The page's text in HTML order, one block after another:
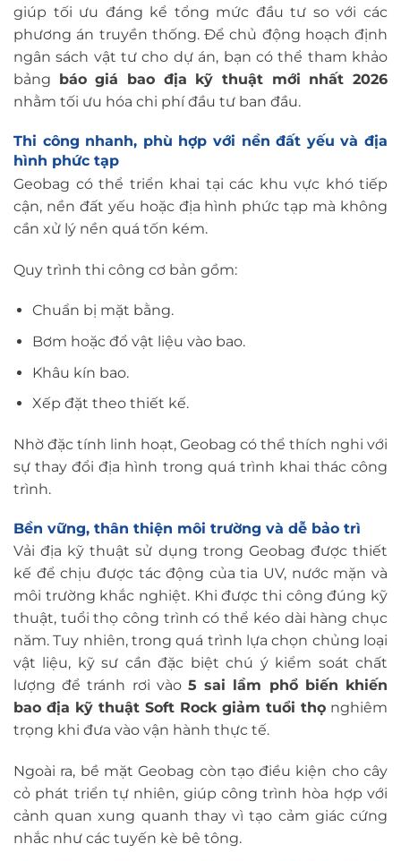
giúp tối ưu đáng kể tổng mức đầu tư so với các
phương án truyền thống. Để chủ động hoạch định
ngân sách vật tư cho dự án, bạn có thể tham khảo
bảng
báo giá bao địa kỹ thuật mới nhất 2026
nhằm tối ưu hóa chi phí đầu tư ban đầu.
Thi công nhanh, phù hợp với nền đất yếu và địa
hình phức tạp
Geobag có thể triển khai tại các khu vực khó tiếp
cận, nền đất yếu hoặc địa hình phức tạp mà không
cần xử lý nền quá tốn kém.
Quy trình thi công cơ bản gồm:
Chuẩn bị mặt bằng.
Bơm hoặc đổ vật liệu vào bao.
Khâu kín bao.
Xếp đặt theo thiết kế.
Nhờ đặc tính linh hoạt, Geobag có thể thích nghi với
sự thay đổi địa hình trong quá trình khai thác công
trình.
Bền vững, thân thiện môi trường và dễ bảo trì
Vải địa kỹ thuật sử dụng trong Geobag được thiết
kế để chịu được tác động của tia UV, nước mặn và
môi trường khắc nghiệt. Khi được thi công đúng kỹ
thuật, tuổi thọ công trình có thể kéo dài hàng chục
năm. Tuy nhiên, trong quá trình lựa chọn chủng loại
vật liệu, kỹ sư cần đặc biệt chú ý kiểm soát chất
lượng để tránh rơi vào 5 sai lầm phổ biến khiến
bao địa kỹ thuật Soft Rock giảm tuổi thọ nghiêm
trọng khi đưa vào vận hành thực tế.
Ngoài ra, bề mặt Geobag còn tạo điều kiện cho cây
cỏ phát triển tự nhiên, giúp công trình hòa hợp với
cảnh quan xung quanh thay vì tạo cảm giác cứng
nhắc như các tuyến kè bê tông.